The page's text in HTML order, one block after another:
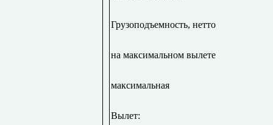
Грузоподъемность, нетто
на максимальном вылете
максимальная
Вылет: